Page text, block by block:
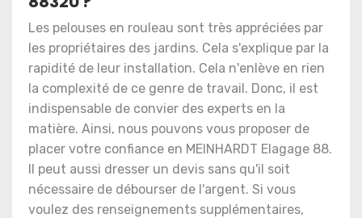
Les pelouses en rouleau sont très appréciées par
les propriétaires des jardins. Cela s'explique par la
rapidité de leur installation. Cela n'enlève en rien
la complexité de ce genre de travail. Donc, il est
indispensable de convier des experts en la
matière. Ainsi, nous pouvons vous proposer de
placer votre confiance en MEINHARDT Elagage 88.
Il peut aussi dresser un devis sans qu'il soit
nécessaire de débourser de l'argent. Si vous
voulez des renseignements supplémentaires,